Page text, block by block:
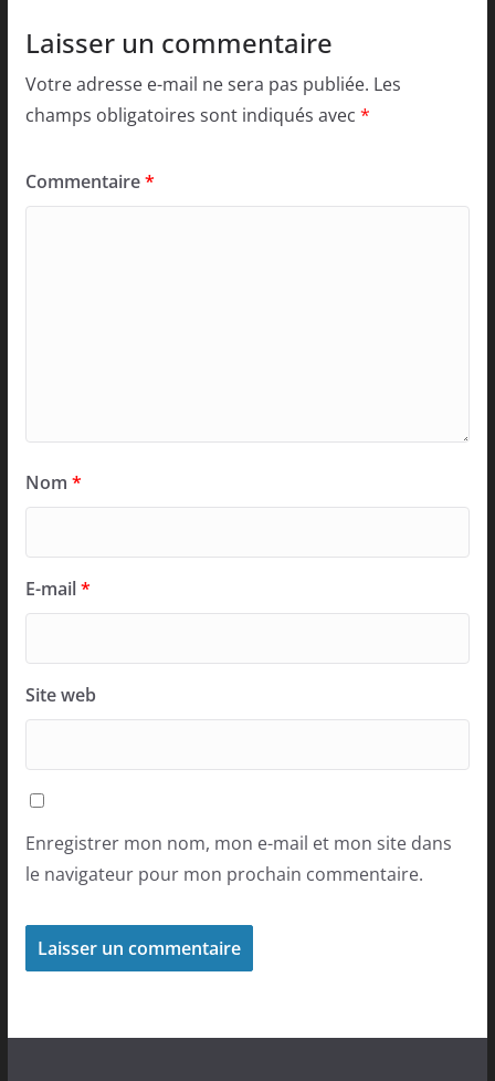
Laisser un commentaire
Votre adresse e-mail ne sera pas publiée. Les
champs obligatoires sont indiqués avec *
Commentaire*
Nom *
E-mail*
Site web
Enregistrer mon nom, mon e-mail et mon site dans
le navigateur pour mon prochain commentaire.